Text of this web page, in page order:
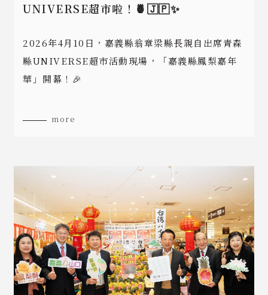
UNIVERSE超市啦！🍍🇯🇵✨
2026年4月10日，嘉義縣翁章梁縣長親自出席青森
縣UNIVERSE超市活動現場，「嘉義縣鳳梨嘉年
華」開幕！🎉
more